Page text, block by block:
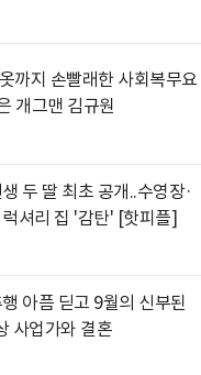
까지 손빨래한 사회복무요
개그맨 김규원
두 딸 최초 공개..수영장·
셔리 집 '감탄' [핫피플]
아픔 딛고 9월의 신부된
사업가와 결혼